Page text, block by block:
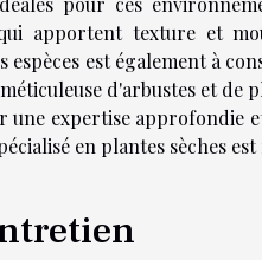
apportent texture et
est également à
d'arbustes et de
expertise approfondie
en plantes sèches est